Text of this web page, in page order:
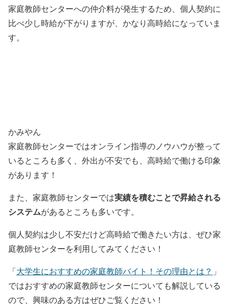
家庭教師センターへの仲介料が発生するため、個人契約に
比べ少し時給が下がりますが、かなり高時給になっていま
す。
かみやん
家庭教師センターではオンライン指導のノウハウが整って
いるところも多く、外出が不安でも、高時給で働ける印象
があります！
また、家庭教師センターでは実績を積むことで昇給される
システムがあるところも多いです。
個人契約は少し不安だけど高時給で働きたい方は、ぜひ家
庭教師センターを利用してみてください！
「大学生におすすめの家庭教師バイト！その理由とは？ 」
ではおすすめの家庭教師センターについても解説している
ので、興味のある方はぜひご覧ください！